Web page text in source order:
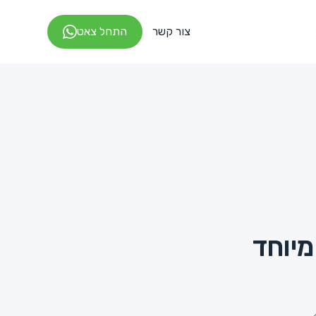
צור קשר התחל צאט